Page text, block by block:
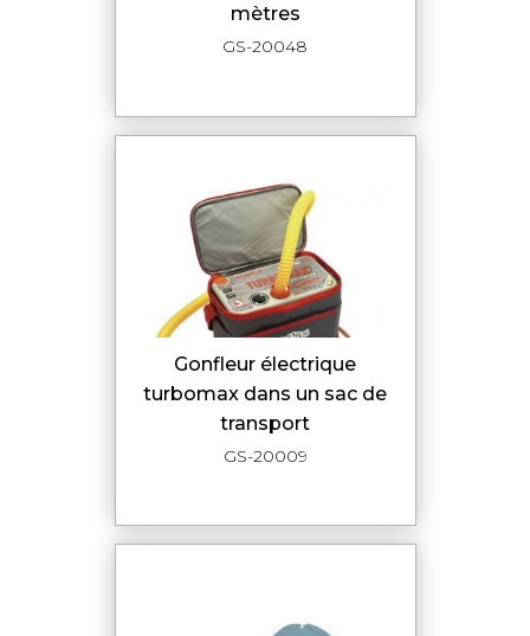
mètres
GS-20048
Gonfleur électrique
turbomax dans un sac de
transport
GS-20009